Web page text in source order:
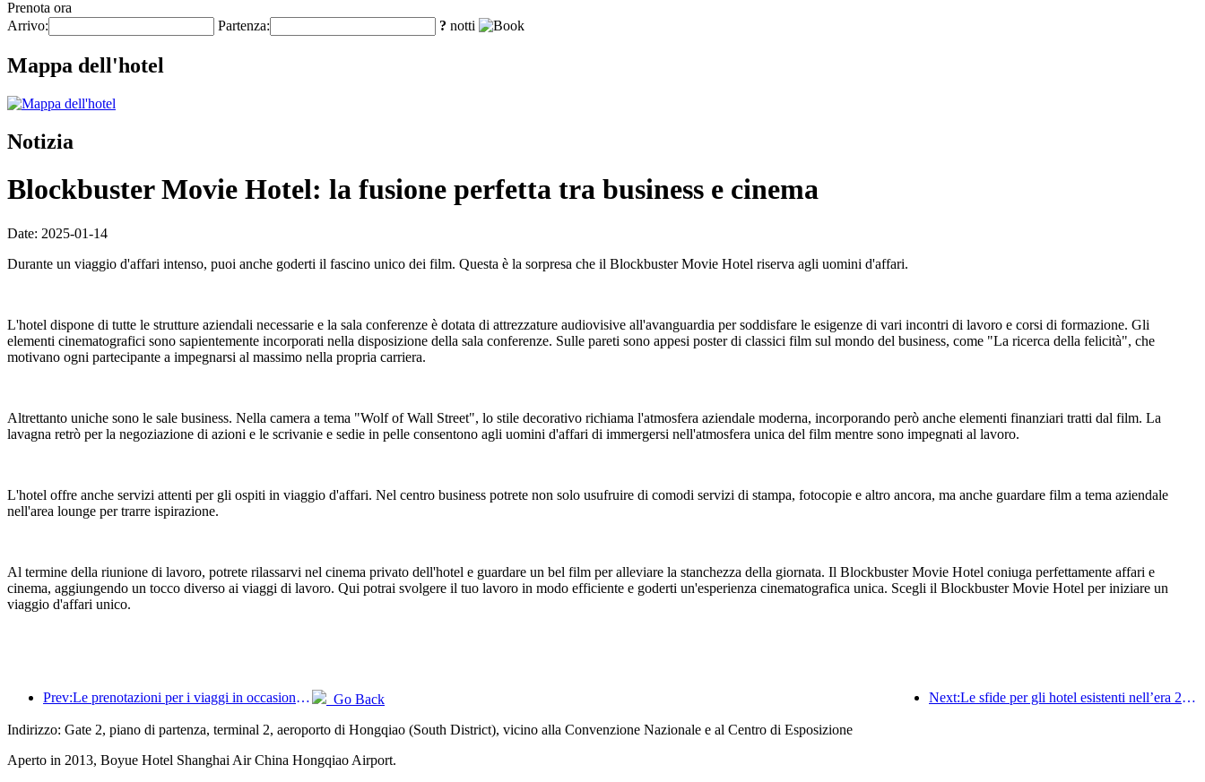
Prenota ora
Arrivo:
Partenza: ? notti
Mappa dell'hotel
Notizia
Blockbuster Movie Hotel: la fusione perfetta tra business e cinema
Date: 2025-01-14
Durante un viaggio d'affari intenso, puoi anche goderti il fascino unico dei film. Questa è la sorpresa che il Blockbuster Movie Hotel riserva agli uomini d'affari.
L'hotel dispone di tutte le strutture aziendali necessarie e la sala conferenze è dotata di attrezzature audiovisive all'avanguardia per soddisfare le esigenze di vari incontri di lavoro e corsi di formazione. Gli
elementi cinematografici sono sapientemente incorporati nella disposizione della sala conferenze. Sulle pareti sono appesi poster di classici film sul mondo del business, come "La ricerca della felicità", che
motivano ogni partecipante a impegnarsi al massimo nella propria carriera.
Altrettanto uniche sono le sale business. Nella camera a tema "Wolf of Wall Street", lo stile decorativo richiama l'atmosfera aziendale moderna, incorporando però anche elementi finanziari tratti dal film. La
lavagna retrò per la negoziazione di azioni e le scrivanie e sedie in pelle consentono agli uomini d'affari di immergersi nell'atmosfera unica del film mentre sono impegnati al lavoro.
L'hotel offre anche servizi attenti per gli ospiti in viaggio d'affari. Nel centro business potrete non solo usufruire di comodi servizi di stampa, fotocopie e altro ancora, ma anche guardare film a tema aziendale
nell'area lounge per trarre ispirazione.
Al termine della riunione di lavoro, potrete rilassarvi nel cinema privato dell'hotel e guardare un bel film per alleviare la stanchezza della giornata. Il Blockbuster Movie Hotel coniuga perfettamente affari e
cinema, aggiungendo un tocco diverso ai viaggi di lavoro. Qui potrai svolgere il tuo lavoro in modo efficiente e goderti un'esperienza cinematografica unica. Scegli il Blockbuster Movie Hotel per iniziare un
viaggio d'affari unico.
Prev:Le prenotazioni per i viaggi in occasione del Festival di Primavera sono in forte espansione! 2,3 milioni di aziende alberghiere potrebbero avere un buon inizio Next:Le sfide per gli hotel esistenti nell’era 2.0: l’upgrading è il fulcro, la vera innovazione di valore
Go Back
Indirizzo: Gate 2, piano di partenza, terminal 2, aeroporto di Hongqiao (South District), vicino alla Convenzione Nazionale e al Centro di Esposizione
Aperto in 2013, Boyue Hotel Shanghai Air China Hongqiao Airport.